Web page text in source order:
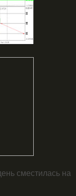
сместилась на